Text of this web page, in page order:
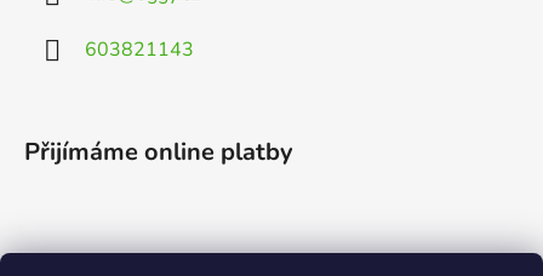
603821143
Přijímáme online platby